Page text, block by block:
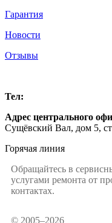
Гарантия
Новости
Отзывы
Тел:
Адрес центрального
Сущёвский Вал, дом 5,
Горячая линия
Обращайтесь в
услугами ремонта от
контактах.
© 2005–2026